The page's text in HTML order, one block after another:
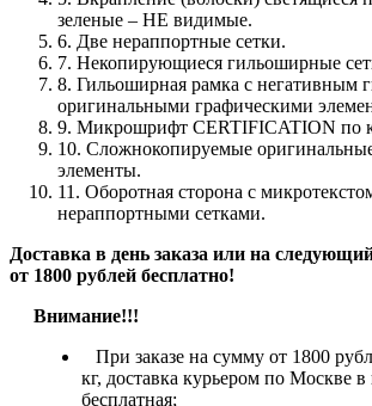
зеленые – НЕ видимые.
6. Две нераппортные сетки.
7. Некопирующиеся гильоширные
8. Гильоширная рамка с негативным
оригинальными графическими
9. Микрошрифт CERTIFICATION по
10. Сложнокопируемые
элементы.
11. Оборотная сторона с
нераппортными сетками.
Доставка в день заказа или на
от 1800 рублей бесплатно!
Внимание!!!
При заказе на сумму от 1800
кг, доставка курьером по Москве
бесплатная;